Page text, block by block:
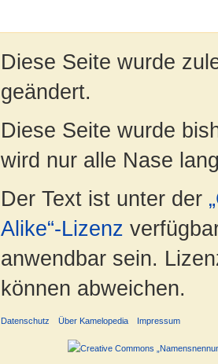
Diese Seite wurde
geändert.
Diese Seite wurde
wird nur alle Nase
Der Text ist unter der
Alike“-Lizenz
anwendbar sein.
können abweichen.
Datenschutz Über Kamelopedia Impressum